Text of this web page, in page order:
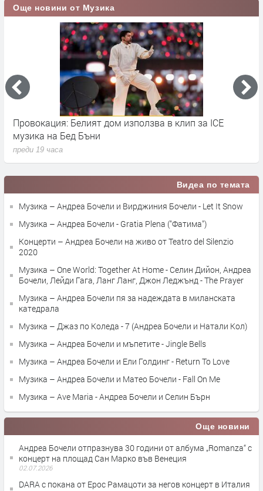
Още новини от Музика
Провокация: Белият дом използва в клип за ICE
музика на Бед Бъни
преди 19 часа
Видеа по темата
Музика – Андреа Бочели и Вирджиния Бочели - Let It Snow
Музика – Андреа Бочели - Gratia Plena ("Фатима")
Концерти – Андреа Бочели на живо от Teatro del Silenzio
2020
Музика – One World: Together At Home - Селин Дийон, Андреа
Бочели, Лейди Гага, Ланг Ланг, Джон Леджънд - The Prayer
Музика – Андреа Бочели пя за надеждата в миланската
катедрала
Музика – Джаз по Коледа - 7 (Андреа Бочели и Натали Кол)
Музика – Андреа Бочели и мъпетите - Jingle Bells
Музика – Андреа Бочели и Ели Голдинг - Return To Love
Музика – Андреа Бочели и Матео Бочели - Fall On Me
Музика – Ave Maria - Андреа Бочели и Селин Бърн
Още новини
Андреа Бочели отпразнува 30 години от албума „Romanza“ с
концерт на площад Сан Марко във Венеция
02.07.2026
DARA с покана от Ерос Рамацоти за негов концерт в Италия